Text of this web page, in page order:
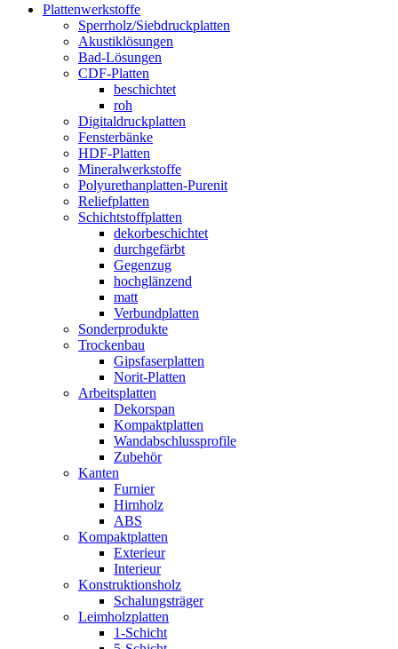
Plattenwerkstoffe
Sperrholz/Siebdruckplatten
Akustiklösungen
Bad-Lösungen
CDF-Platten
beschichtet
roh
Digitaldruckplatten
Fensterbänke
HDF-Platten
Mineralwerkstoffe
Polyurethanplatten-Purenit
Reliefplatten
Schichtstoffplatten
dekorbeschichtet
durchgefärbt
Gegenzug
hochglänzend
matt
Verbundplatten
Sonderprodukte
Trockenbau
Gipsfaserplatten
Norit-Platten
Arbeitsplatten
Dekorspan
Kompaktplatten
Wandabschlussprofile
Zubehör
Kanten
Furnier
Hirnholz
ABS
Kompaktplatten
Exterieur
Interieur
Konstruktionsholz
Schalungsträger
Leimholzplatten
1-Schicht